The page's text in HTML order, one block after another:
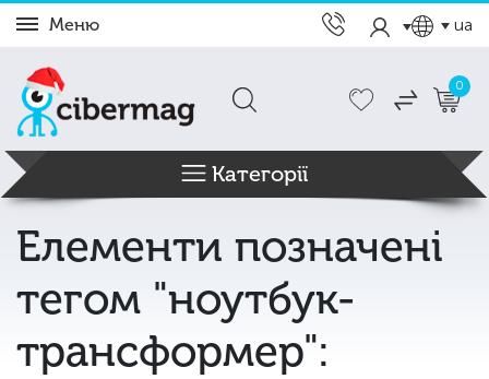
Меню ua
0
Категорії
Елементи позначені
тегом "ноутбук-
трансформер":